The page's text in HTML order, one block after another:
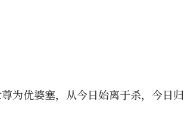
为优婆塞，从今日始离于杀，今日归